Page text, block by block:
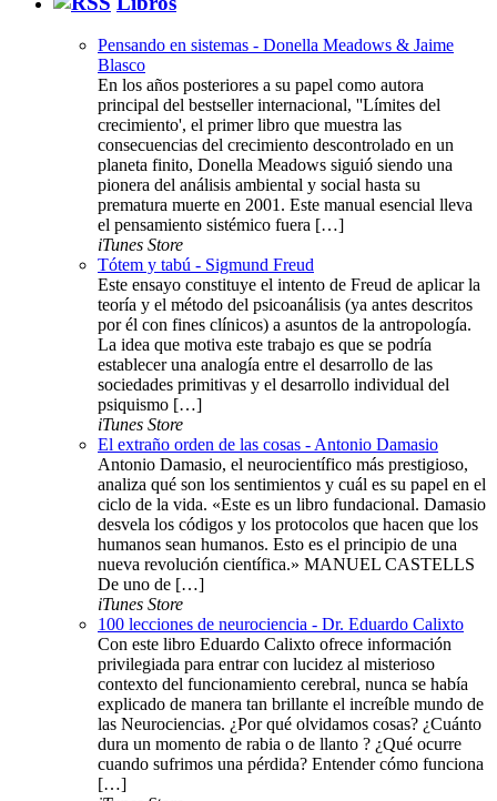
Pensando en sistemas - Donella Meadows & Jaime
Blasco
En los años posteriores a su papel como autora
principal del bestseller internacional, ''Límites del
crecimiento', el primer libro que muestra las
consecuencias del crecimiento descontrolado en un
planeta finito, Donella Meadows siguió siendo una
pionera del análisis ambiental y social hasta su
prematura muerte en 2001. Este manual esencial lleva
el pensamiento sistémico fuera […]
iTunes Store
Tótem y tabú - Sigmund Freud
Este ensayo constituye el intento de Freud de aplicar la
teoría y el método del psicoanálisis (ya antes descritos
por él con fines clínicos) a asuntos de la antropología.
La idea que motiva este trabajo es que se podría
establecer una analogía entre el desarrollo de las
sociedades primitivas y el desarrollo individual del
psiquismo […]
iTunes Store
El extraño orden de las cosas - Antonio Damasio
Antonio Damasio, el neurocientífico más prestigioso,
analiza qué son los sentimientos y cuál es su papel en el
ciclo de la vida. «Este es un libro fundacional. Damasio
desvela los códigos y los protocolos que hacen que los
humanos sean humanos. Esto es el principio de una
nueva revolución científica.» MANUEL CASTELLS
De uno de […]
iTunes Store
100 lecciones de neurociencia - Dr. Eduardo Calixto
Con este libro Eduardo Calixto ofrece información
privilegiada para entrar con lucidez al misterioso
contexto del funcionamiento cerebral, nunca se había
explicado de manera tan brillante el increíble mundo de
las Neurociencias. ¿Por qué olvidamos cosas? ¿Cuánto
dura un momento de rabia o de llanto ? ¿Qué ocurre
cuando sufrimos una pérdida? Entender cómo funciona
[…]